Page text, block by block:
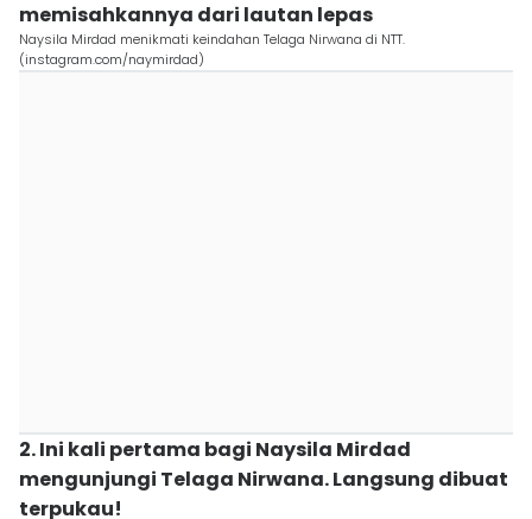
memisahkannya dari lautan lepas
Naysila Mirdad menikmati keindahan Telaga Nirwana di NTT.
(instagram.com/naymirdad)
2. Ini kali pertama bagi Naysila Mirdad
mengunjungi Telaga Nirwana. Langsung dibuat
terpukau!